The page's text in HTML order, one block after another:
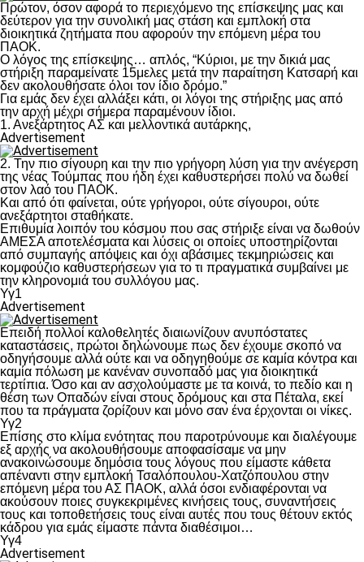
Πρώτον, όσον αφορά το περιεχόμενο της επίσκεψης μας και
δεύτερον για την συνολική μας στάση και εμπλοκή στα
διοικητικά ζητήματα που αφορούν την επόμενη μέρα του
ΠΑΟΚ.
Ο λόγος της επίσκεψης… απλός, “Κύριοι, με την δικιά μας
στήριξη παραμείνατε 15μελες μετά την παραίτηση Κατσαρή και
δεν ακολουθήσατε όλοι τον ίδιο δρόμο.”
Για εμάς δεν έχει αλλάξει κάτι, οι λόγοι της στήριξης μας από
την αρχή μέχρι σήμερα παραμένουν ίδιοι.
1. Ανεξάρτητος ΑΣ και μελλοντικά αυτάρκης,
Advertisement
2. Την πιο σίγουρη και την πιο γρήγορη λύση για την ανέγερση
της νέας Τούμπας που ήδη έχει καθυστερήσει πολύ να δωθεί
στον λαό του ΠΑΟΚ.
Και από ότι φαίνεται, ούτε γρήγοροι, ούτε σίγουροι, ούτε
ανεξάρτητοι σταθήκατε.
Επιθυμία λοιπόν του κόσμου που σας στήριξε είναι να δωθούν
ΑΜΕΣΑ αποτελέσματα και λύσεις οι οποίες υποστηρίζονται
από συμπαγής απόψεις και όχι αβάσιμες τεκμηριώσεις και
κομφούζιο καθυστερήσεων για το τι πραγματικά συμβαίνει με
την κληρονομιά του συλλόγου μας.
Υγ1
Advertisement
Επειδή πολλοί καλοθελητές διαιωνίζουν ανυπόστατες
καταστάσεις, πρώτοι δηλώνουμε πως δεν έχουμε σκοπό να
οδηγήσουμε αλλά ούτε και να οδηγηθούμε σε καμία κόντρα και
καμία πόλωση με κανέναν συνοπαδό μας για διοικητικά
τερτίπια. Όσο και αν ασχολούμαστε με τα κοινά, το πεδίο και η
θέση των Οπαδών είναι στους δρόμους και στα Πέταλα, εκεί
που τα πράγματα ζορίζουν και μόνο σαν ένα έρχονται οι νίκες.
Υγ2
Επίσης στο κλίμα ενότητας που παροτρύνουμε και διαλέγουμε
εξ αρχής να ακολουθήσουμε αποφασίσαμε να μην
ανακοινώσουμε δημόσια τους λόγους που είμαστε κάθετα
απέναντι στην εμπλοκή Τσαλόπουλου-Χατζόπουλου στην
επόμενη μέρα του ΑΣ ΠΑΟΚ, αλλά όσοι ενδιαφέρονται να
ακούσουν ποιες συγκεκριμένες κινήσεις τους, συναντήσεις
τους και τοποθετήσεις τους είναι αυτές που τους θέτουν εκτός
κάδρου για εμάς είμαστε πάντα διαθέσιμοι…
Υγ4
Advertisement